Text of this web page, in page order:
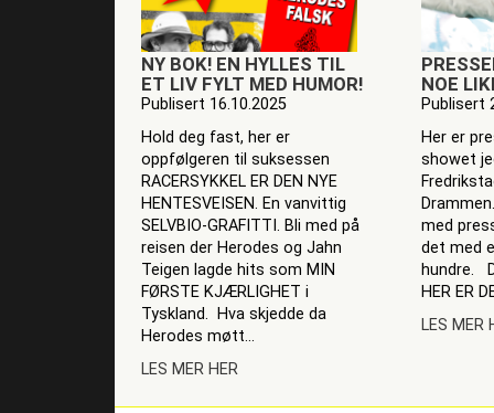
NY BOK! EN HYLLES TIL
ET LIV FYLT MED HUMOR!
Publisert 16.10.2025
Hold deg fast, her er
oppfølgeren til suksessen
RACERSYKKEL ER DEN NYE
HENTESVEISEN. En vanvittig
SELVBIO-GRAFITTI. Bli med på
reisen der Herodes og Jahn
Teigen lagde hits som MIN
FØRSTE KJÆRLIGHET i
Tyskland. Hva skjedde da
Herodes møtt...
LES MER HER
NOE
Publisert
Her er
showet
med
det med
hundre.
HER ER
LES MER